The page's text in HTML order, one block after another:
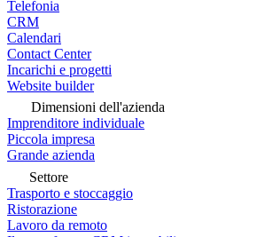
Telefonia
CRM
Calendari
Contact Center
Incarichi e progetti
Website builder
Dimensioni dell'azienda
Imprenditore individuale
Piccola impresa
Grande azienda
Settore
Trasporto e stoccaggio
Ristorazione
Lavoro da remoto